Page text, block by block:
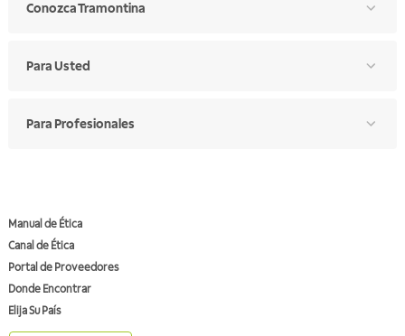
Conozca Tramontina
Para Usted
Para Profesionales
Manual de Ética
Canal de Ética
Portal de Proveedores
Donde Encontrar
Elija Su País